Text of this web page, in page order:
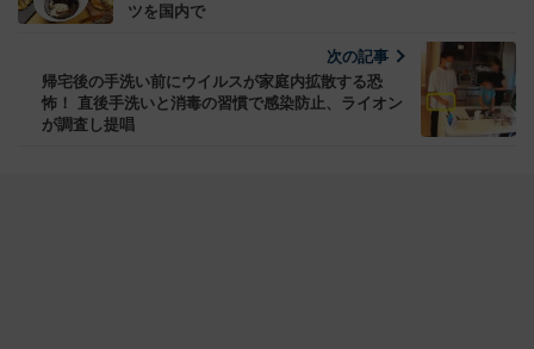
ツを国内で
次の記事
帰宅後の手洗い前にウイルスが家庭内拡散する恐
怖！ 直後手洗いと消毒の習慣で感染防止、ライオン
が調査し提唱